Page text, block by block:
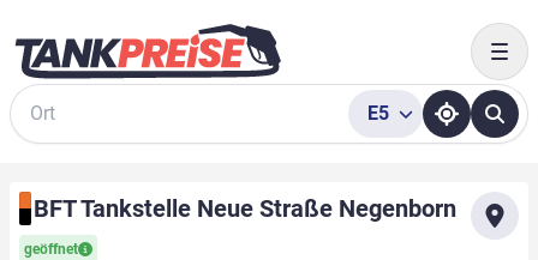
Suche
E5
BFT Tankstelle Neue Straße Negenborn
geöffnet